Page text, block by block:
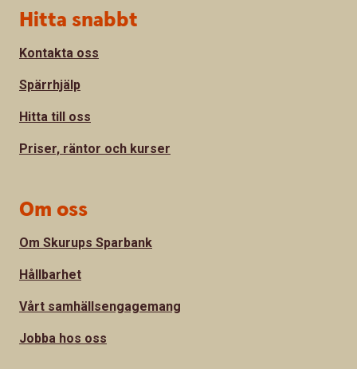
Sidfot
Hitta snabbt
Kontakta oss
Spärrhjälp
Hitta till oss
Priser, räntor och kurser
Om oss
Om Skurups Sparbank
Hållbarhet
Vårt samhällsengagemang
Jobba hos oss